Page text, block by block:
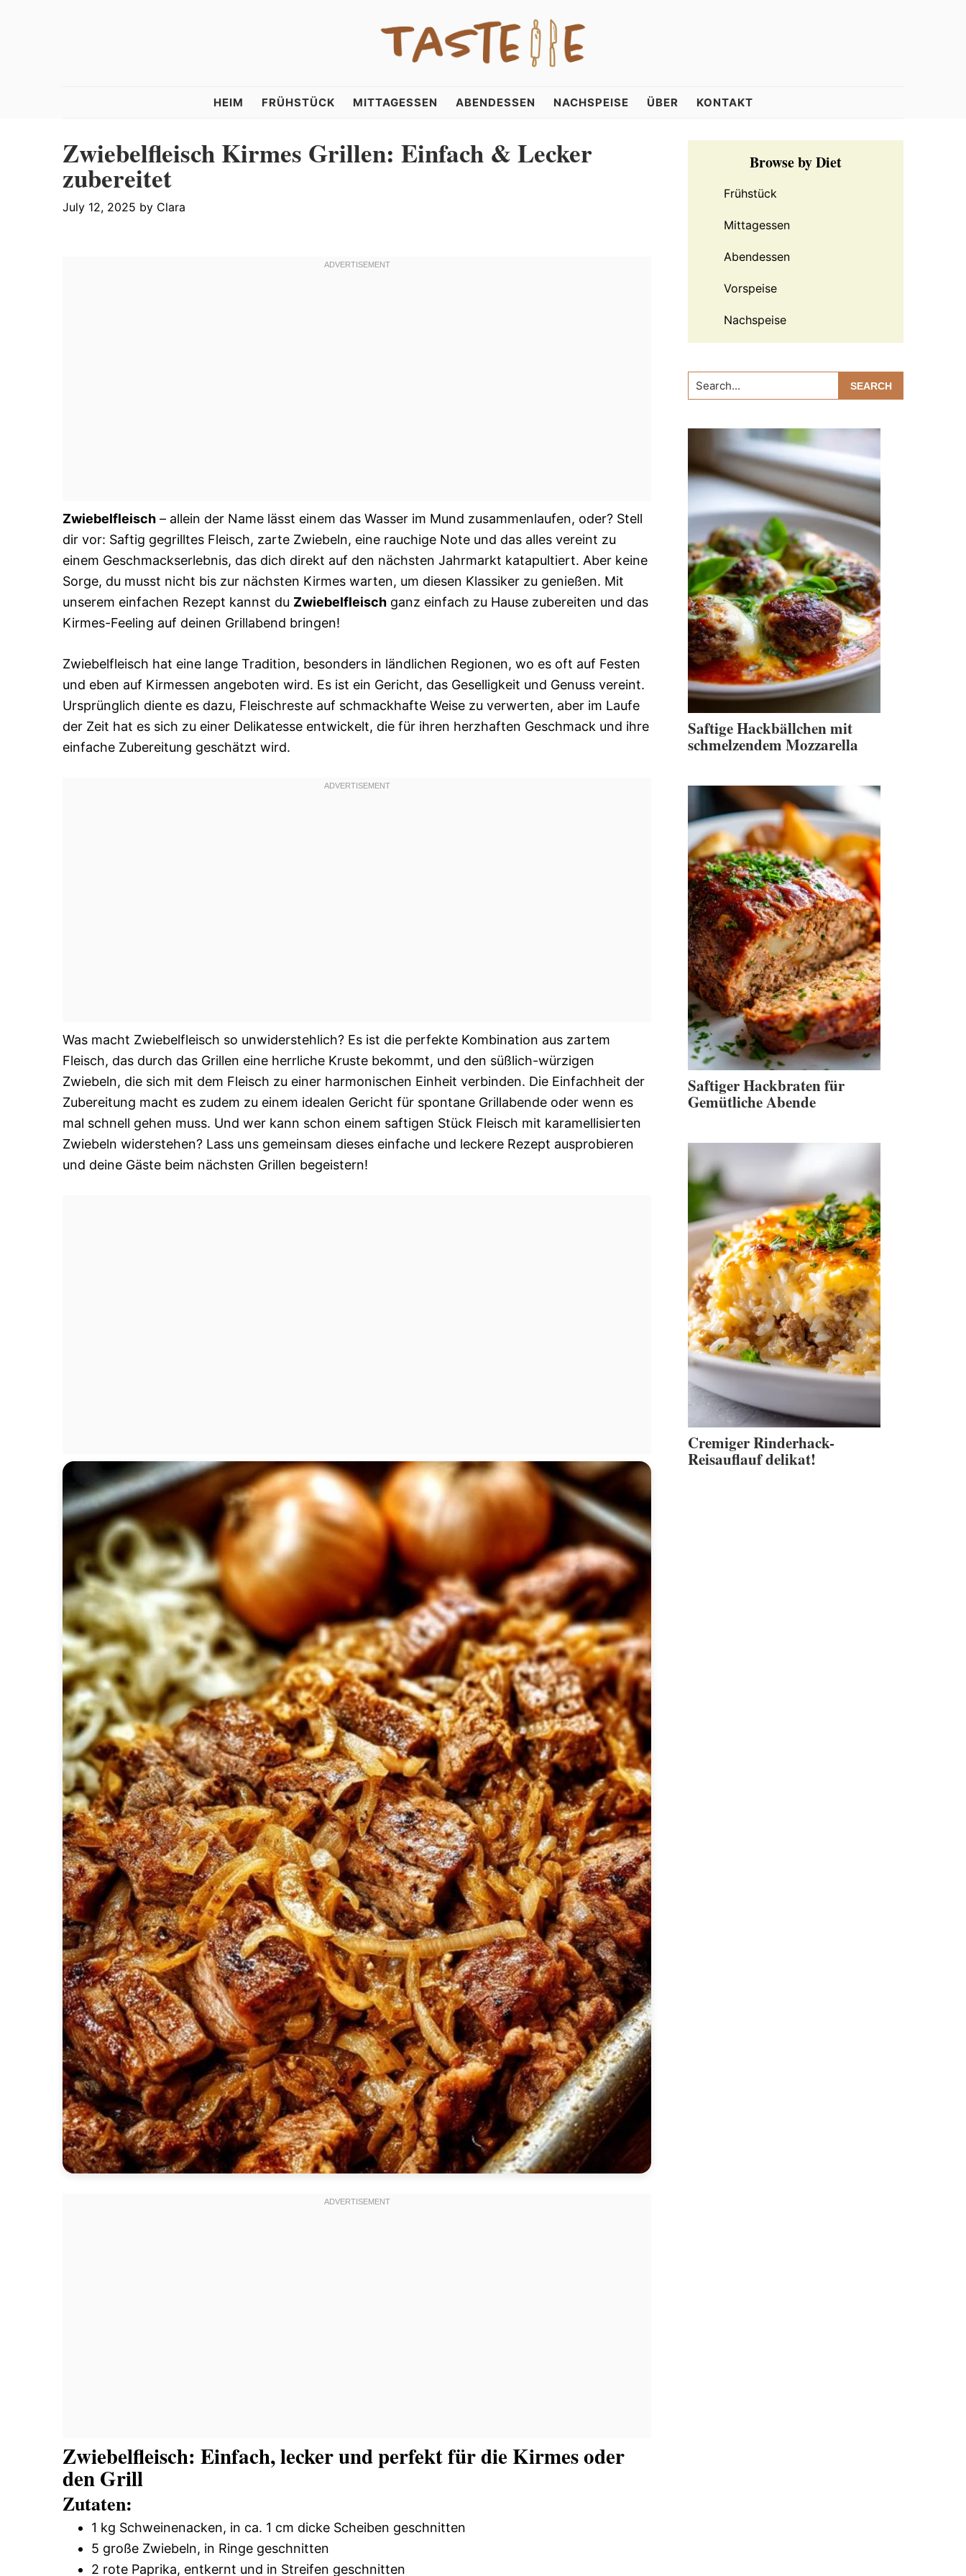
HEIM FRÜHSTÜCK MITTAGESSEN ABENDESSEN NACHSPEISE ÜBER KONTAKT
Zwiebelfleisch Kirmes Grillen: Einfach & Lecker
zubereitet
July 12, 2025 by Clara
Zwiebelfleisch – allein der Name lässt einem das Wasser im Mund zusammenlaufen, oder? Stell
dir vor: Saftig gegrilltes Fleisch, zarte Zwiebeln, eine rauchige Note und das alles vereint zu
einem Geschmackserlebnis, das dich direkt auf den nächsten Jahrmarkt katapultiert. Aber keine
Sorge, du musst nicht bis zur nächsten Kirmes warten, um diesen Klassiker zu genießen. Mit
unserem einfachen Rezept kannst du Zwiebelfleisch ganz einfach zu Hause zubereiten und das
Kirmes-Feeling auf deinen Grillabend bringen!
Zwiebelfleisch hat eine lange Tradition, besonders in ländlichen Regionen, wo es oft auf Festen
und eben auf Kirmessen angeboten wird. Es ist ein Gericht, das Geselligkeit und Genuss vereint.
Ursprünglich diente es dazu, Fleischreste auf schmackhafte Weise zu verwerten, aber im Laufe
der Zeit hat es sich zu einer Delikatesse entwickelt, die für ihren herzhaften Geschmack und ihre
einfache Zubereitung geschätzt wird.
Was macht Zwiebelfleisch so unwiderstehlich? Es ist die perfekte Kombination aus zartem
Fleisch, das durch das Grillen eine herrliche Kruste bekommt, und den süßlich-würzigen
Zwiebeln, die sich mit dem Fleisch zu einer harmonischen Einheit verbinden. Die Einfachheit der
Zubereitung macht es zudem zu einem idealen Gericht für spontane Grillabende oder wenn es
mal schnell gehen muss. Und wer kann schon einem saftigen Stück Fleisch mit karamellisierten
Zwiebeln widerstehen? Lass uns gemeinsam dieses einfache und leckere Rezept ausprobieren
und deine Gäste beim nächsten Grillen begeistern!
Zwiebelfleisch: Einfach, lecker und perfekt für die Kirmes oder
den Grill
Zutaten:
1 kg Schweinenacken, in ca. 1 cm dicke Scheiben geschnitten
5 große Zwiebeln, in Ringe geschnitten
2 rote Paprika, entkernt und in Streifen geschnitten
Primary
SidebarBrowse by Diet
Frühstück
Mittagessen
Abendessen
Vorspeise
Nachspeise
Search...
Saftige Hackbällchen mit
schmelzendem Mozzarella
Saftiger Hackbraten für
Gemütliche Abende
Cremiger Rinderhack-
Reisauflauf delikat!